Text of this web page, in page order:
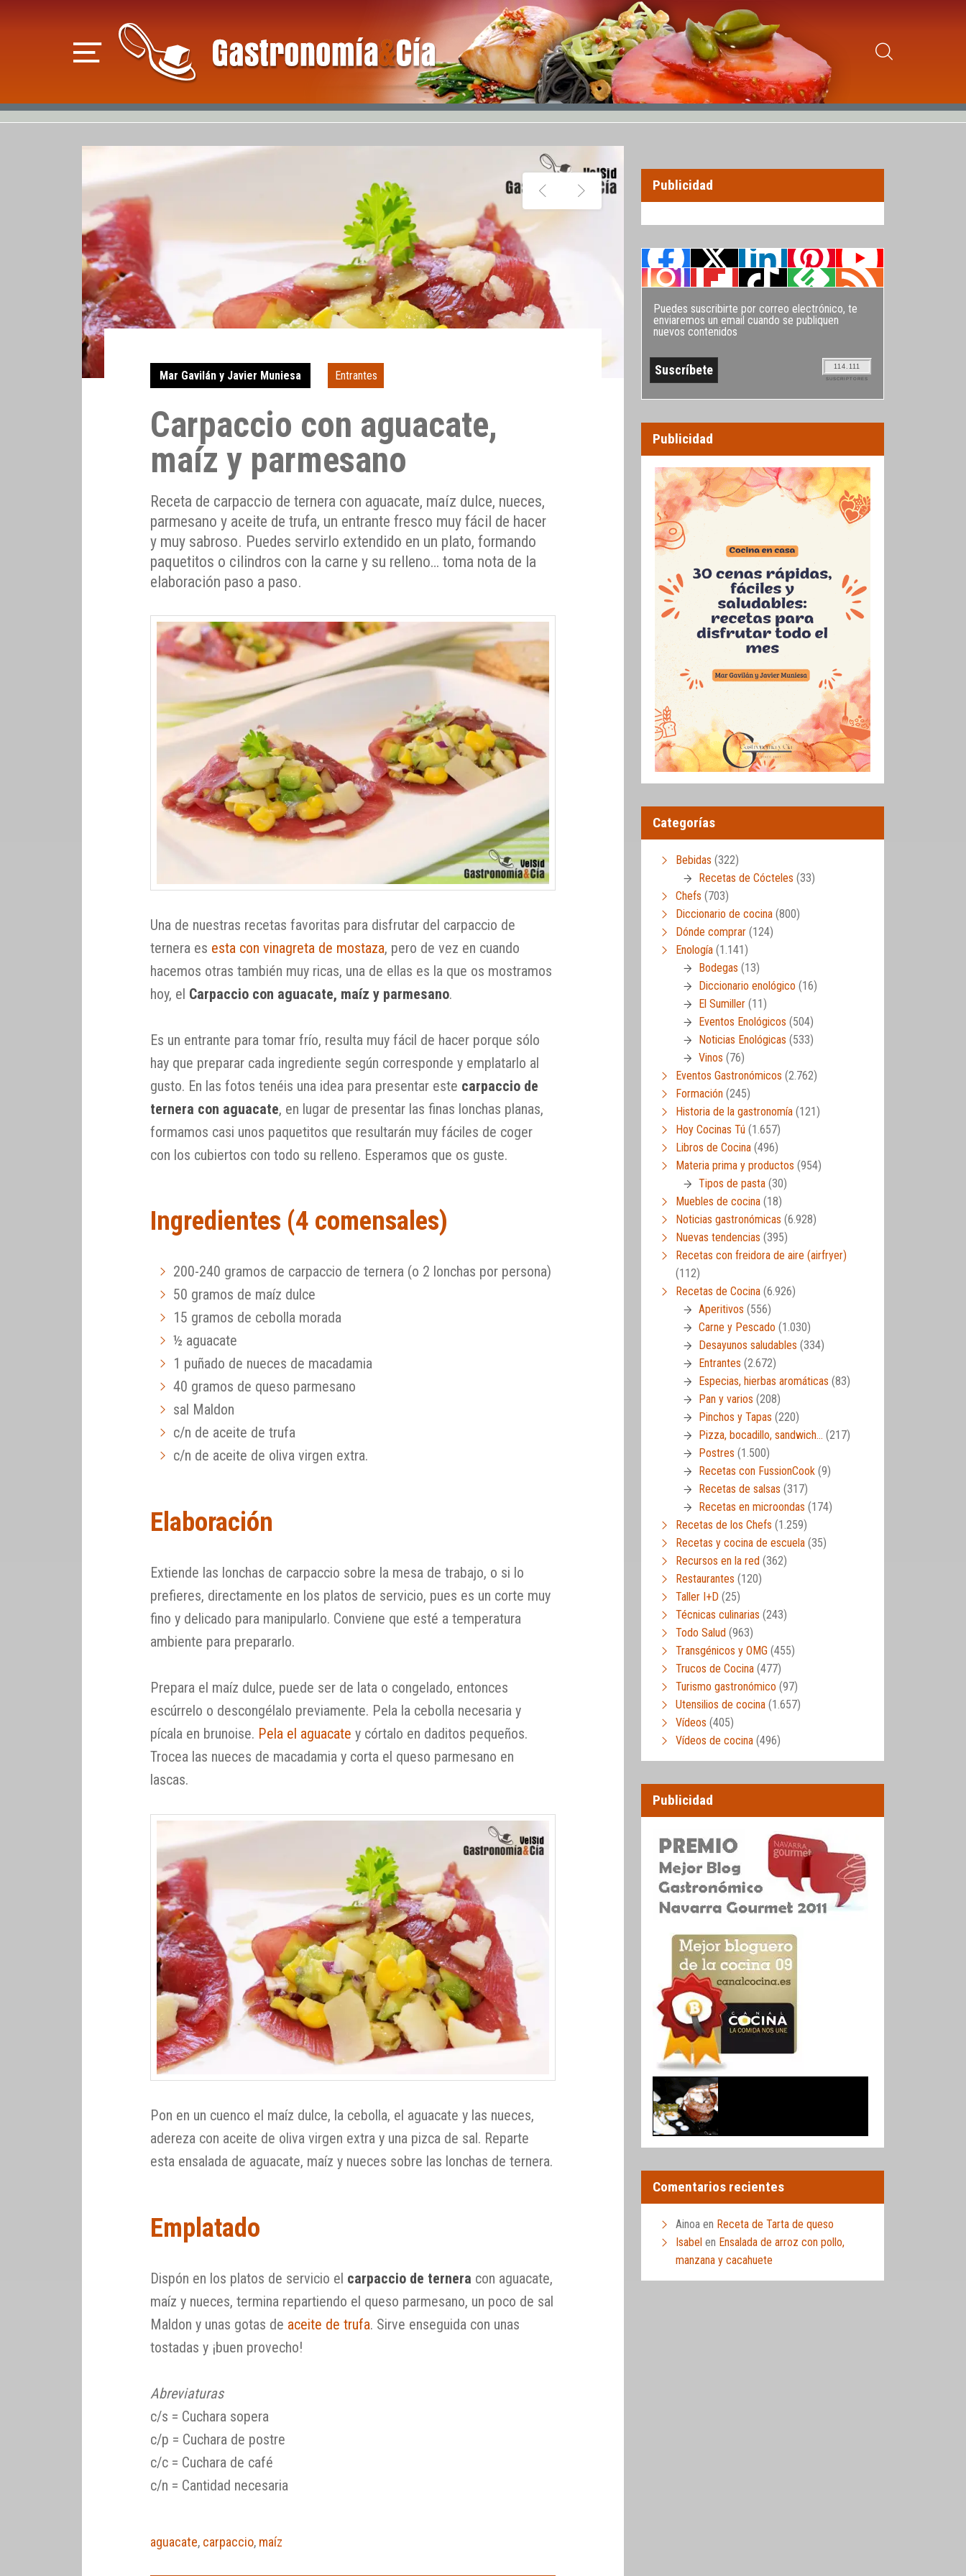
Mar Gavilán y Javier Muniesa Entrantes
Carpaccio con aguacate,
maíz y parmesano
Receta de carpaccio de ternera con aguacate, maíz dulce, nueces,
parmesano y aceite de trufa, un entrante fresco muy fácil de hacer
y muy sabroso. Puedes servirlo extendido en un plato, formando
paquetitos o cilindros con la carne y su relleno… toma nota de la
elaboración paso a paso.
Una de nuestras recetas favoritas para disfrutar del carpaccio de
ternera es esta con vinagreta de mostaza, pero de vez en cuando
hacemos otras también muy ricas, una de ellas es la que os mostramos
hoy, el Carpaccio con aguacate, maíz y parmesano.
Es un entrante para tomar frío, resulta muy fácil de hacer porque sólo
hay que preparar cada ingrediente según corresponde y emplatarlo al
gusto. En las fotos tenéis una idea para presentar este carpaccio de
ternera con aguacate, en lugar de presentar las finas lonchas planas,
formamos casi unos paquetitos que resultarán muy fáciles de coger
con los cubiertos con todo su relleno. Esperamos que os guste.
Ingredientes (4 comensales)
200-240 gramos de carpaccio de ternera (o 2 lonchas por persona)
50 gramos de maíz dulce
15 gramos de cebolla morada
½ aguacate
1 puñado de nueces de macadamia
40 gramos de queso parmesano
sal Maldon
c/n de aceite de trufa
c/n de aceite de oliva virgen extra.
Elaboración
Extiende las lonchas de carpaccio sobre la mesa de trabajo, o si lo
prefieres, directamente en los platos de servicio, pues es un corte muy
fino y delicado para manipularlo. Conviene que esté a temperatura
ambiente para prepararlo.
Prepara el maíz dulce, puede ser de lata o congelado, entonces
escúrrelo o descongélalo previamente. Pela la cebolla necesaria y
pícala en brunoise. Pela el aguacate y córtalo en daditos pequeños.
Trocea las nueces de macadamia y corta el queso parmesano en
lascas.
Pon en un cuenco el maíz dulce, la cebolla, el aguacate y las nueces,
adereza con aceite de oliva virgen extra y una pizca de sal. Reparte
esta ensalada de aguacate, maíz y nueces sobre las lonchas de ternera.
Emplatado
Dispón en los platos de servicio el carpaccio de ternera con aguacate,
maíz y nueces, termina repartiendo el queso parmesano, un poco de sal
Maldon y unas gotas de aceite de trufa. Sirve enseguida con unas
tostadas y ¡buen provecho!
Abreviaturas
c/s = Cuchara sopera
c/p = Cuchara de postre
c/c = Cuchara de café
c/n = Cantidad necesaria
aguacate, carpaccio, maíz
Publicidad
Puedes suscribirte por correo electrónico, te
enviaremos un email cuando se publiquen
nuevos contenidos
114.111
SUSCRIPTORES
Publicidad
Categorías
Bebidas (322)
Recetas de Cócteles (33)
Chefs (703)
Diccionario de cocina (800)
Dónde comprar (124)
Enología (1.141)
Bodegas (13)
Diccionario enológico (16)
El Sumiller (11)
Eventos Enológicos (504)
Noticias Enológicas (533)
Vinos (76)
Eventos Gastronómicos (2.762)
Formación (245)
Historia de la gastronomía (121)
Hoy Cocinas Tú (1.657)
Libros de Cocina (496)
Materia prima y productos (954)
Tipos de pasta (30)
Muebles de cocina (18)
Noticias gastronómicas (6.928)
Nuevas tendencias (395)
Recetas con freidora de aire (airfryer)
(112)
Recetas de Cocina (6.926)
Aperitivos (556)
Carne y Pescado (1.030)
Desayunos saludables (334)
Entrantes (2.672)
Especias, hierbas aromáticas (83)
Pan y varios (208)
Pinchos y Tapas (220)
Pizza, bocadillo, sandwich… (217)
Postres (1.500)
Recetas con FussionCook (9)
Recetas de salsas (317)
Recetas en microondas (174)
Recetas de los Chefs (1.259)
Recetas y cocina de escuela (35)
Recursos en la red (362)
Restaurantes (120)
Taller I+D (25)
Técnicas culinarias (243)
Todo Salud (963)
Transgénicos y OMG (455)
Trucos de Cocina (477)
Turismo gastronómico (97)
Utensilios de cocina (1.657)
Vídeos (405)
Vídeos de cocina (496)
Publicidad
Comentarios recientes
Ainoa en Receta de Tarta de queso
Isabel en Ensalada de arroz con pollo,
manzana y cacahuete